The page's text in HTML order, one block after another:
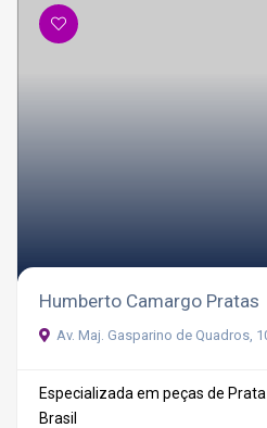
Humberto Camargo Pratas
Av. Maj. Gasparino de Quadros,
Especializada em peças de Prata
Brasil